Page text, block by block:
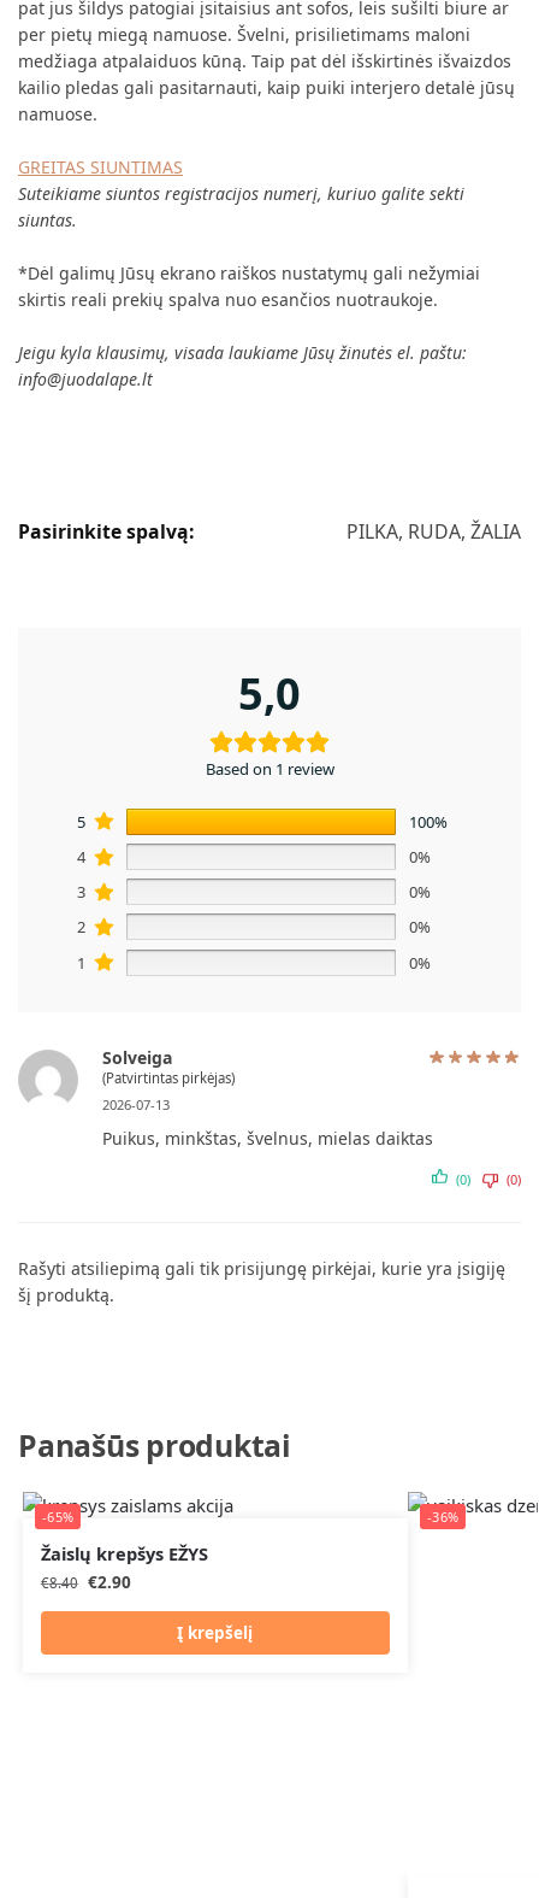
pat jus šildys patogiai įsitaisius ant sofos, leis sušilti biure ar
per pietų miegą namuose. Švelni, prisilietimams maloni
medžiaga atpalaiduos kūną. Taip pat dėl išskirtinės išvaizdos
kailio pledas gali pasitarnauti, kaip puiki interjero detalė jūsų
namuose.
GREITAS SIUNTIMAS
Suteikiame siuntos registracijos numerį, kuriuo galite sekti
siuntas.
*Dėl galimų Jūsų ekrano raiškos nustatymų gali nežymiai
skirtis reali prekių spalva nuo esančios nuotraukoje.
Jeigu kyla klausimų, visada laukiame Jūsų žinutės el. paštu:
info@juodalape.lt
Pasirinkite spalvą: PILKA, RUDA, ŽALIA
5,0
Based on 1 review
5
100%
4
0%
3
0%
2
0%
1
0%
Solveiga
(Patvirtintas pirkėjas)
2026-07-13
Puikus, minkštas, švelnus, mielas daiktas
(0) (0)
Rašyti atsiliepimą gali tik prisijungę pirkėjai, kurie yra įsigiję
šį produktą.
Panašūs produktai
-65%
Žaislų krepšys EŽYS
€8.40 €2.90
Į krepšelį
-36%